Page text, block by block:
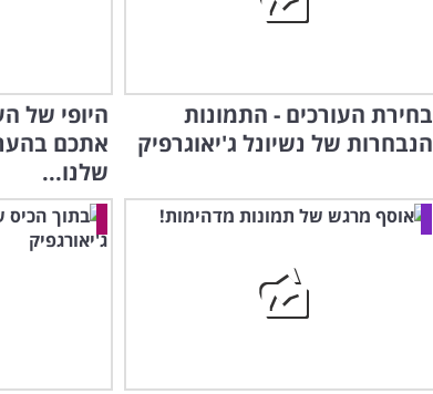
בחירת העורכים - התמונות
הנבחרות של נשיונל ג'יאוגרפיק
היופי של
אתכם
שלנו...